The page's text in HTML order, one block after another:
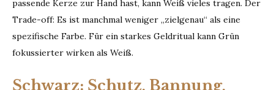
passende Kerze zur Hand hast, kann Weiß vieles tragen. Der
Trade-off: Es ist manchmal weniger „zielgenau“ als eine
spezifische Farbe. Für ein starkes Geldritual kann Grün
fokussierter wirken als Weiß.
Schwarz: Schutz, Bannung,